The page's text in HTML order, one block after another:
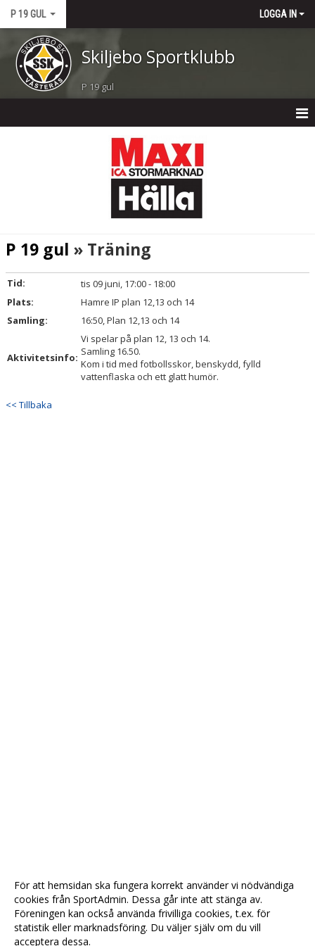
P 19 GUL LOGGA IN
Skiljebo Sportklubb
P 19 gul
TRUPPEN
DOKUMENT
KONTAKT
P 19 gul » Träning
Tid:
tis 09 juni, 17:00 - 18:00
Plats:
Hamre IP plan 12,13 och 14
Samling:
16:50, Plan 12,13 och 14
Aktivitetsinfo:
Vi spelar på plan 12, 13 och 14.
Samling 16.50.
Kom i tid med fotbollsskor, benskydd, fylld
vattenflaska och ett glatt humör.
<< Tillbaka
För att hemsidan ska fungera korrekt använder vi nödvändiga
cookies från SportAdmin. Dessa går inte att stänga av.
Föreningen kan också använda frivilliga cookies, t.ex. för
statistik eller marknadsföring. Du väljer själv om du vill
acceptera dessa.